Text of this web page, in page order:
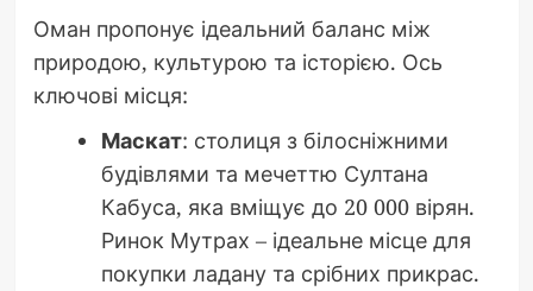
Оман пропонує ідеальний баланс між
природою, культурою та історією. Ось
ключові місця:
Маскат: столиця з білосніжними
будівлями та мечеттю Султана
Кабуса, яка вміщує до 20 000 вірян.
Ринок Мутрах – ідеальне місце для
покупки ладану та срібних прикрас.